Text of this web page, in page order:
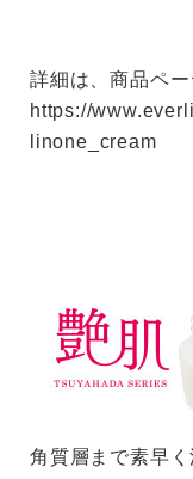
詳細は、商品ペー
https://
linone_cream
角質層まで素早